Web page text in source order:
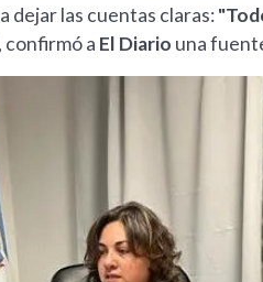
dejar las cuentas claras:
, confirmó a El Diario una